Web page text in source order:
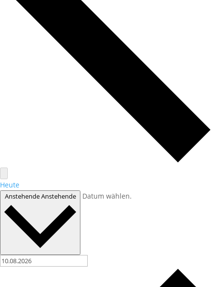
Heute
AnstehendeAnstehende Datum wählen.